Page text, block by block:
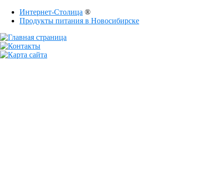
Интернет-Столица ®
Продукты питания в Новосибирске